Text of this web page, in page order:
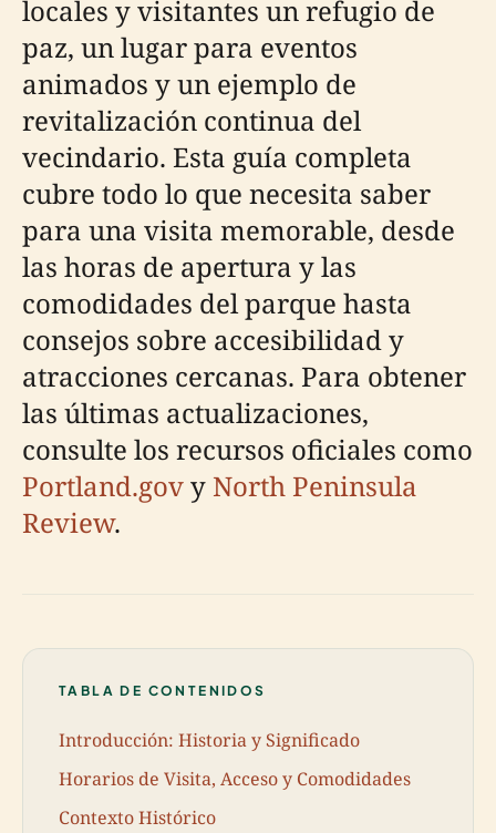
locales y visitantes un refugio de
paz, un lugar para eventos
animados y un ejemplo de
revitalización continua del
vecindario. Esta guía completa
cubre todo lo que necesita saber
para una visita memorable, desde
las horas de apertura y las
comodidades del parque hasta
consejos sobre accesibilidad y
atracciones cercanas. Para obtener
las últimas actualizaciones,
consulte los recursos oficiales como
Portland.govy North Peninsula
Review.
TABLA DE CONTENIDOS
Introducción: Historia y Significado
Horarios de Visita, Acceso y Comodidades
Contexto Histórico